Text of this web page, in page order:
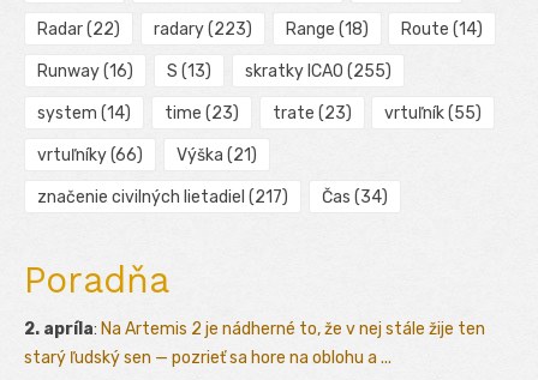
Radar(22) radary(223) Range (18) Route (14)
Runway(16) S (13) skratky ICAO (255)
system (14) time (23) trate (23) vrtuľník(55)
vrtuľníky(66) Výška (21)
značenie civilných lietadiel (217) Čas (34)
Poradňa
2. apríla: Na Artemis 2 je nádherné to, že v nej stále žije ten
starý ľudský sen — pozrieť sa hore na oblohu a ...